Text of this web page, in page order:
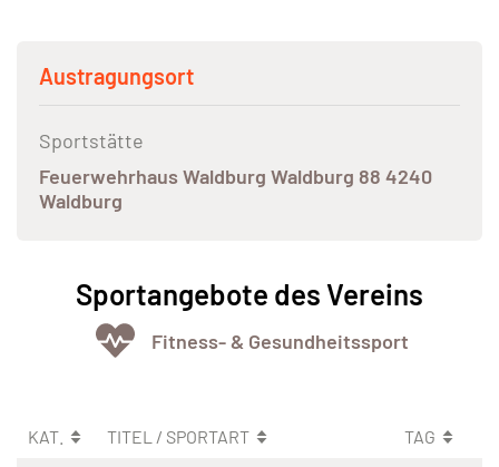
Austragungsort
Sportstätte
Feuerwehrhaus Waldburg Waldburg 88 4240
Waldburg
Sportangebote des Vereins
Fitness- & Gesundheitssport
KAT. TITEL / SPORTART
TAG